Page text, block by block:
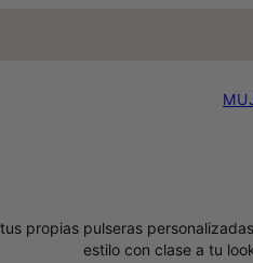
propias pulseras
estilo con clase a tu